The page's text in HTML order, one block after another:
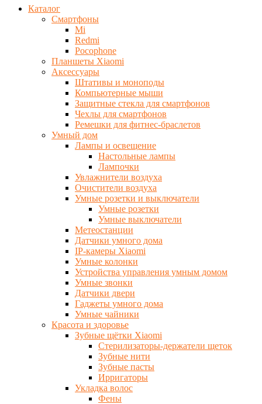
Каталог
Смартфоны
Mi
Redmi
Pocophone
Планшеты Xiaomi
Аксессуары
Штативы и моноподы
Компьютерные мыши
Защитные стекла для смартфонов
Чехлы для смартфонов
Ремешки для фитнес-браслетов
Умный дом
Лампы и освещение
Настольные лампы
Лампочки
Увлажнители воздуха
Очистители воздуха
Умные розетки и выключатели
Умные розетки
Умные выключатели
Метеостанции
Датчики умного дома
IP-камеры Xiaomi
Умные колонки
Устройства управления умным домом
Умные звонки
Датчики двери
Гаджеты умного дома
Умные чайники
Красота и здоровье
Зубные щётки Xiaomi
Стерилизаторы-держатели щеток
Зубные нити
Зубные пасты
Ирригаторы
Укладка волос
Фены